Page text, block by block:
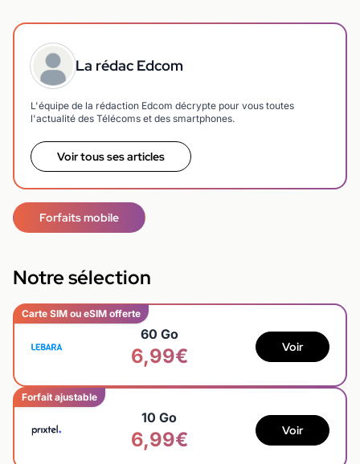
La rédac Edcom
L'équipe de la rédaction Edcom décrypte pour vous toutes
l'actualité des Télécoms et des smartphones.
Voir tous ses articles
Forfaits mobile
Notre sélection
Carte SIM ou eSIM offerte
60 Go
6,99€ Voir
Forfait ajustable
10 Go
6,99€ Voir